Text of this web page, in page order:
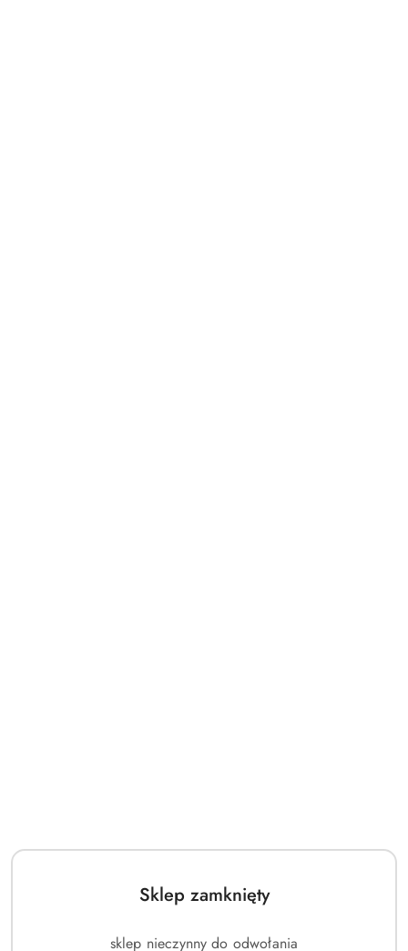
Sklep zamknięty
sklep nieczynny do odwołania